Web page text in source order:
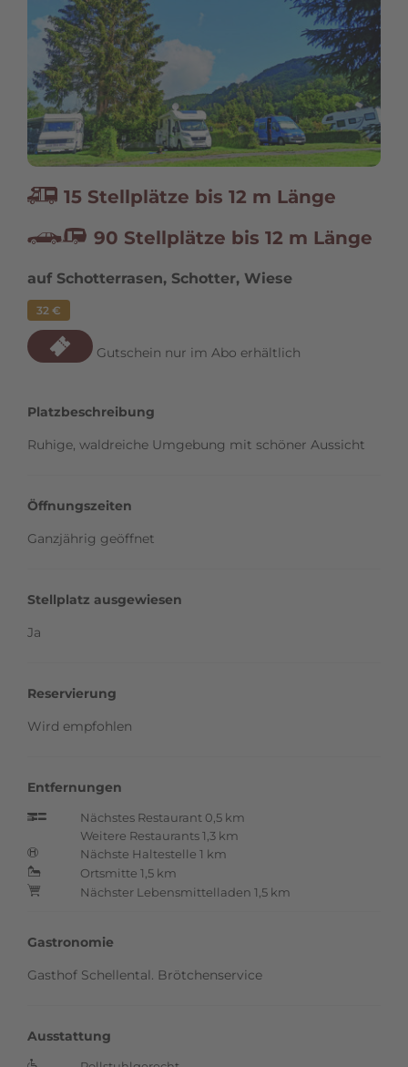
R 15 Stellplätze bis 12 m Länge
y 90 Stellplätze bis 12 m Länge
auf Schotterrasen, Schotter, Wiese
32 €
Gutschein nur im Abo erhältlich
Platzbeschreibung
Ruhige, waldreiche Umgebung mit schöner Aussicht
Öffnungszeiten
Ganzjährig geöffnet
Stellplatz ausgewiesen
Ja
Reservierung
Wird empfohlen
Entfernungen
p
Nächstes Restaurant 0,5 km
Weitere Restaurants 1,3 km
Ö Nächste Haltestelle 1 km
N Ortsmitte 1,5 km
+ Nächster Lebensmittelladen 1,5 km
Gastronomie
Gasthof Schellental. Brötchenservice
Ausstattung